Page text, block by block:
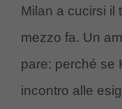
Milan a cucirsi il
mezzo fa. Un
pare: perché se
incontro alle